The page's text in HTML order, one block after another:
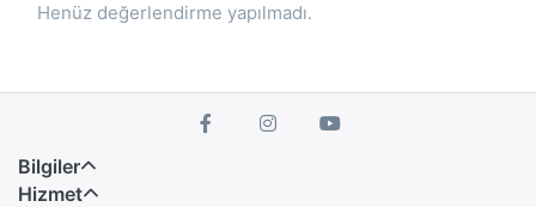
Henüz değerlendirme yapılmadı.
Bilgiler
Hizmet